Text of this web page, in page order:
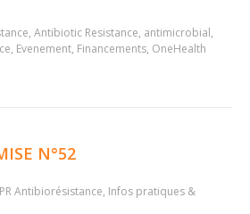
, Antibiotic Resistance, antimicrobial,
, Evenement, Financements, OneHealth
N°52
Antibiorésistance, Infos pratiques &